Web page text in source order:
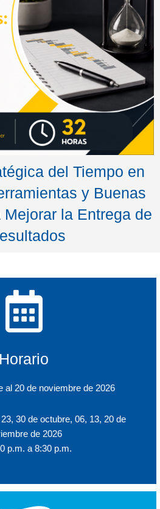
del Tiempo en
y Buenas
la Entrega de
Horario
al 20 de noviembre de 2026
30 de octubre, 06, 13, 20 de
de 2026
p.m. a 8:30 p.m.